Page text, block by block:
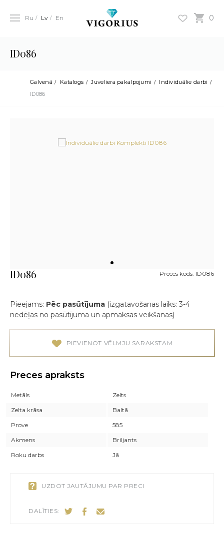
0
Ru Lv En
ID086
Galvenā Katalogs Juveliera pakalpojumi
Individuālie darbi
ID086
ID086 Preces kods: ID086
Pieejams: Pēc pasūtījuma (izgatavošanas laiks: 3-4
nedēļas no pasūtījuma un apmaksas veikšanas)
PIEVIENOT VĒLMJU SARAKSTAM
Preces apraksts
Metāls
Zelts
Zelta krāsa
Baltā
Prove
585
Akmens
Briljants
Roku darbs
Jā
UZDOT JAUTĀJUMU PAR PRECI
DALĪTIES: